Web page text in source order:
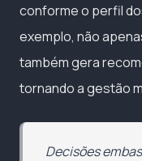
conforme o perfil
exemplo, não
também gera
tornando a gestão
Decisões